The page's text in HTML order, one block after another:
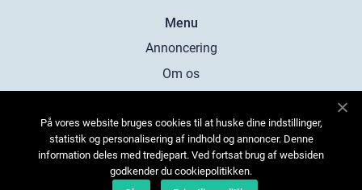
Menu
Annoncering
Om os
Kontakt os
Sitemap
På vores website bruges cookies til at huske dine indstillinger,
statistik og personalisering af indhold og annoncer. Denne
information deles med tredjepart. Ved fortsat brug af websiden
godkender du cookiepolitikken.